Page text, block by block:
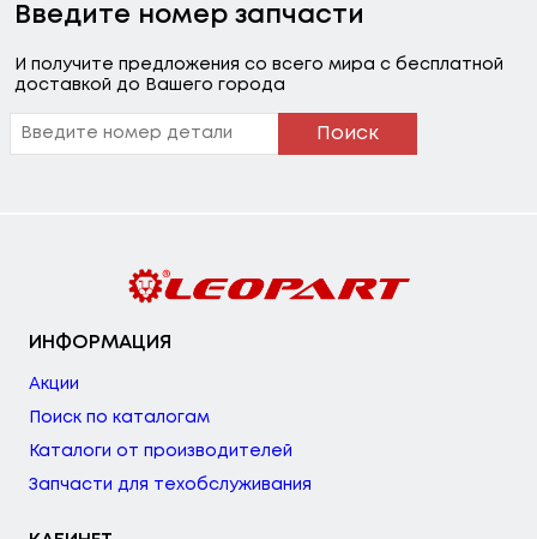
Введите номер запчасти
И получите предложения со всего мира с бесплатной
доставкой до Вашего города
Поиск
ИНФОРМАЦИЯ
Акции
Поиск по каталогам
Каталоги от производителей
Запчасти для техобслуживания